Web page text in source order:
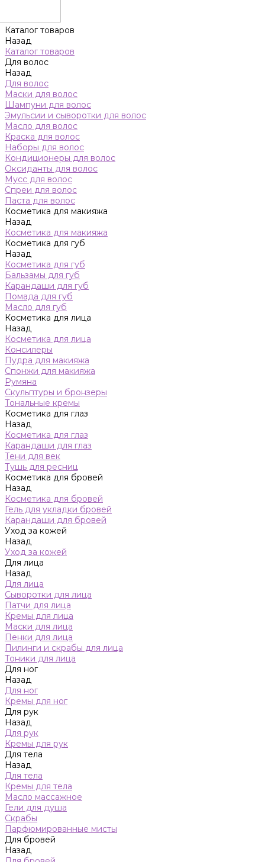
Каталог товаров
Назад
Каталог товаров
Для волос
Назад
Для волос
Маски для волос
Шампуни для волос
Эмульсии и сыворотки для волос
Масло для волос
Краска для волос
Наборы для волос
Кондиционеры для волос
Оксиданты для волос
Мусс для волос
Спреи для волос
Паста для волос
Косметика для макияжа
Назад
Косметика для макияжа
Косметика для губ
Назад
Косметика для губ
Бальзамы для губ
Карандаши для губ
Помада для губ
Масло для губ
Косметика для лица
Назад
Косметика для лица
Консилеры
Пудра для макияжа
Спонжи для макияжа
Румяна
Скульптуры и бронзеры
Тональные кремы
Косметика для глаз
Назад
Косметика для глаз
Карандаши для глаз
Тени для век
Тушь для ресниц
Косметика для бровей
Назад
Косметика для бровей
Гель для укладки бровей
Карандаши для бровей
Уход за кожей
Назад
Уход за кожей
Для лица
Назад
Для лица
Сыворотки для лица
Патчи для лица
Кремы для лица
Маски для лица
Пенки для лица
Пилинги и скрабы для лица
Тоники для лица
Для ног
Назад
Для ног
Кремы для ног
Для рук
Назад
Для рук
Кремы для рук
Для тела
Назад
Для тела
Кремы для тела
Масло массажное
Гели для душа
Скрабы
Парфюмированные мисты
Для бровей
Назад